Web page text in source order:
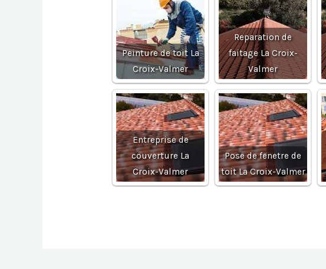
Peinture de toit La
Croix-Valmer
Reparation de
faitage La Croix-
Valmer
Entreprise de
couverture La
Croix-Valmer
Pose de fenetre de
toit La Croix-Valmer